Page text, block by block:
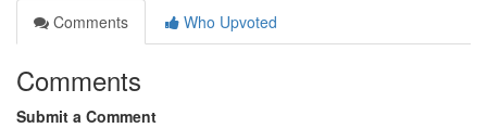
Comments
Who Upvoted
Comments
Submit a Comment